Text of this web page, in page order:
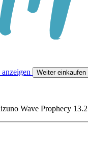
Weiter einkaufen
Wave Prophecy 13.2